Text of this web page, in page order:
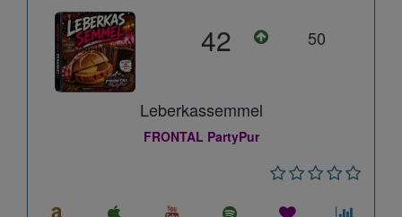
42 50
Leberkassemmel
FRONTAL PartyPur